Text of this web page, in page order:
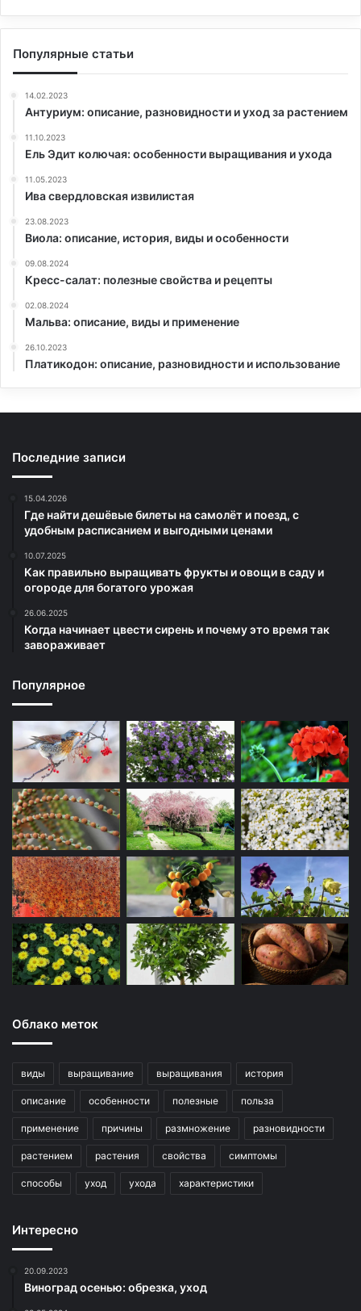
Популярные статьи
14.02.2023
Антуриум: описание, разновидности и уход за растением
11.10.2023
Ель Эдит колючая: особенности выращивания и ухода
11.05.2023
Ива свердловская извилистая
23.08.2023
Виола: описание, история, виды и особенности
09.08.2024
Кресс-салат: полезные свойства и рецепты
02.08.2024
Мальва: описание, виды и применение
26.10.2023
Платикодон: описание, разновидности и использование
Последние записи
15.04.2026
Где найти дешёвые билеты на самолёт и поезд, с
удобным расписанием и выгодными ценами
10.07.2025
Как правильно выращивать фрукты и овощи в саду и
огороде для богатого урожая
26.06.2025
Когда начинает цвести сирень и почему это время так
завораживает
Популярное
Облако меток
виды выращивание выращивания история
описание особенности полезные польза
применение причины размножение разновидности
растением растения свойства симптомы
способы уход ухода характеристики
Интересно
20.09.2023
Виноград осенью: обрезка, уход